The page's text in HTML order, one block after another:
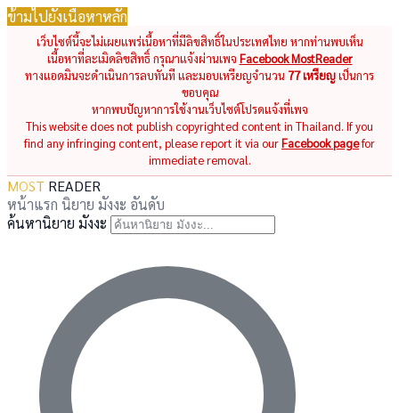
ข้ามไปยังเนื้อหาหลัก
เว็บไซต์นี้จะไม่เผยแพร่เนื้อหาที่มีลิขสิทธิ์ในประเทศไทย หากท่านพบเห็น
เนื้อหาที่ละเมิดลิขสิทธิ์ กรุณาแจ้งผ่านเพจ Facebook MostReader
ทางแอดมินจะดำเนินการลบทันที และมอบเหรียญจำนวน 77 เหรียญเป็นการ
ขอบคุณ
หากพบปัญหาการใช้งานเว็บไซต์โปรดแจ้งที่เพจ
This website does not publish copyrighted content in Thailand. If you
find any infringing content, please report it via ourFacebook pagefor
immediate removal.
MOST READER
หน้าแรก นิยาย มังงะ อันดับ
ค้นหานิยาย มังงะ